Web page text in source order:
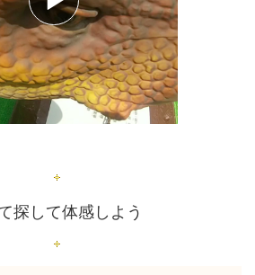
探して体感しよう